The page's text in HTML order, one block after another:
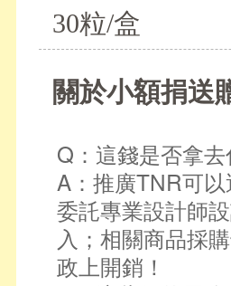
30粒/盒
關於小額捐送
Q：這錢是否拿
A：推廣TNR可
委託專業設計師
入；相關商品採
政上開銷！